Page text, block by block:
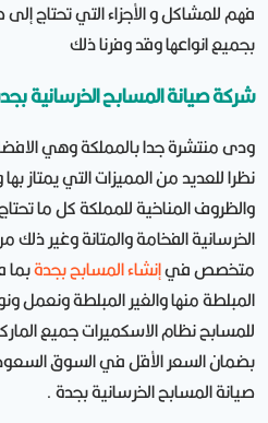
فهم للمشاكل و الأجزاء التي تحتاج
بجميع انواعها وقد وفرنا ذلك
شركة صيانة المسابح الخرسانية
ودى منتشرة جدا بالمملكة وهي
نظرا للعديد من المميزات التي يمتاز
والظروف المناخية للمملكة كل ما
الخرسانية الفخامة والمتانة وغير ذلك
متخصص فيإنشاء المسابح بجدةبما
المبلطة منها والغير المبلطة ونعمل
للمسابح نظام الاسكميرات جميع
بضمان السعر الأقل في السوق
صيانة المسابح الخرسانية بجدة .